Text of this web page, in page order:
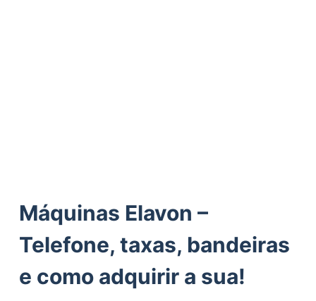
Máquinas Elavon –
Telefone, taxas, bandeiras
e como adquirir a sua!